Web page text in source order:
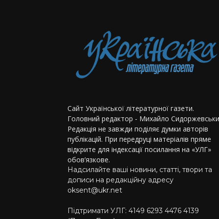
Сайт Української літературної газети.
Головний редактор - Михайло
Редакція не завжди поділяє думки авторів
публікацій. При передруці матеріалів пряме
відкрите для індексації посилання на «УЛГ»
обов’язкове.
Надсилайте ваші новини, статті, твори та
дописи на редакційну адресу
oksent@ukr.net
Підтримати УЛГ: 4149 6293 4476 4139